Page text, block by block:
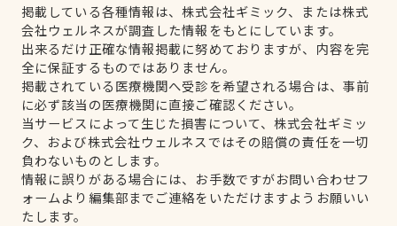
掲載している各種情報は、株式会社ギミック、または株式
会社ウェルネスが調査した情報をもとにしています。
出来るだけ正確な情報掲載に努めておりますが、内容を完
全に保証するものではありません。
掲載されている医療機関へ受診を希望される場合は、事前
に必ず該当の医療機関に直接ご確認ください。
当サービスによって生じた損害について、株式会社ギミッ
ク、および株式会社ウェルネスではその賠償の責任を一切
負わないものとします。
情報に誤りがある場合には、お手数ですがお問い合わせフ
ォームより編集部までご連絡をいただけますようお願いい
たします。